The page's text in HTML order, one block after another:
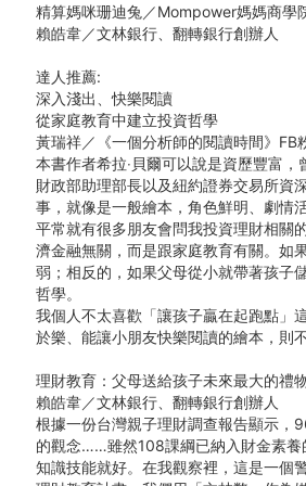
精算媽咪珊迪兔／Mompower媽媽商學
賴皓韋／文林銀行、翻轉銀行創辦人
達人推薦:
深入淺出、快樂閱讀
從家庭教育中建立投資哲學
黃瑞祥／《一個分析師的閱讀時間》
本書作者希拉‧貝爾可以說是資歷豐富
財政部助理部長以及紐約證券交易所資
事，就像是一般繪本，角色鮮明、劇情
平常就有很多朋友會問我投資理財相關
濟金融無關，而是跟家庭教育有關。如
弱；相反的，如果父母從小就帶著孩子
哲學。
我個人不太喜歡「讓孩子贏在起跑點」
於樂、能讓小朋友快樂閱讀的繪本，則
理財教育：父母送給孩子未來最大的禮
賴皓韋／文林銀行、翻轉銀行創辦人
根據一份台灣親子理財調查報告顯示，
的觀念……雖然108課綱已納入財金素養
知識技能就好。在我觀察裡，這是一個